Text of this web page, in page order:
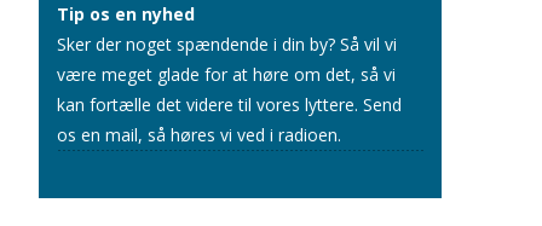
Tip os en nyhed
Sker der noget spændende i din by? Så vil vi
være meget glade for at høre om det, så vi
kan fortælle det videre til vores lyttere. Send
os en mail, så høres vi ved i radioen.